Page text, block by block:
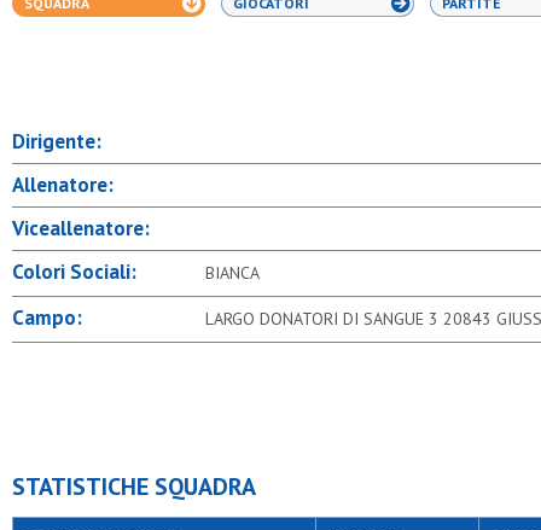
Dirigente:
Allenatore:
Viceallenatore:
Colori Sociali:
BIANCA
Campo: LARGO DONATORI DI SANGUE 3 20843
STATISTICHE SQUADRA